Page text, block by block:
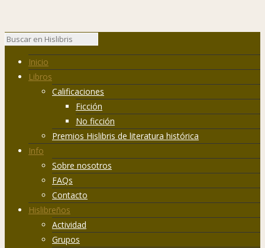
Inicio
Libros
Calificaciones
Ficción
No ficción
Premios Hislibris de literatura histórica
Info
Sobre nosotros
FAQs
Contacto
Hislibreños
Actividad
Grupos